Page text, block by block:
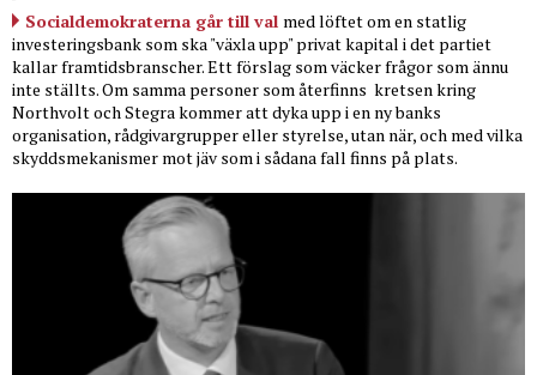
Socialdemokraterna går till val med löftet om en statlig
investeringsbank som ska "växla upp" privat kapital i det partiet
kallar framtidsbranscher. Ett förslag som väcker frågor som ännu
inte ställts. Om samma personer som återfinns kretsen kring
Northvolt och Stegra kommer att dyka upp i en ny banks
organisation, rådgivargrupper eller styrelse, utan när, och med vilka
skyddsmekanismer mot jäv som i sådana fall finns på plats.